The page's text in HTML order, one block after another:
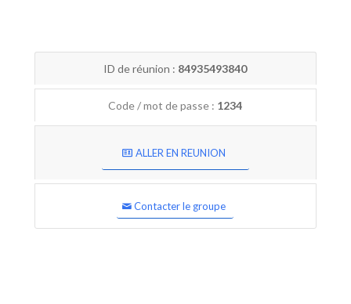
ID de réunion : 84935493840
Code / mot de passe : 1234
ALLER EN REUNION
Contacter le groupe